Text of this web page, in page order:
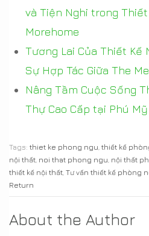
và Tiện Nghi trong
Morehome
Tương Lai Của Thiết Kế
Sự Hợp Tác Giữa The
Nâng Tầm Cuộc Sống
Thự Cao Cấp tại Phú
Tags: thiet ke phong ngu thiết kế
nội thất noi that phong ngu nội thất
thiết kế nội thất Tư vấn thiết kế phòng
Return
About the Author